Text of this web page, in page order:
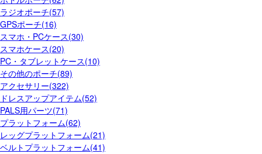
ラジオポーチ(57)
GPSポーチ(16)
スマホ・PCケース(30)
スマホケース(20)
PC・タブレットケース(10)
その他のポーチ(89)
アクセサリー(322)
ドレスアップアイテム(52)
PALS用パーツ(71)
プラットフォーム(62)
レッグプラットフォーム(21)
ベルトプラットフォーム(41)